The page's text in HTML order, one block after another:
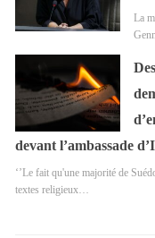
La
devant l’ambassade
‘’Le fait qu'une majorité de
textes religieux…